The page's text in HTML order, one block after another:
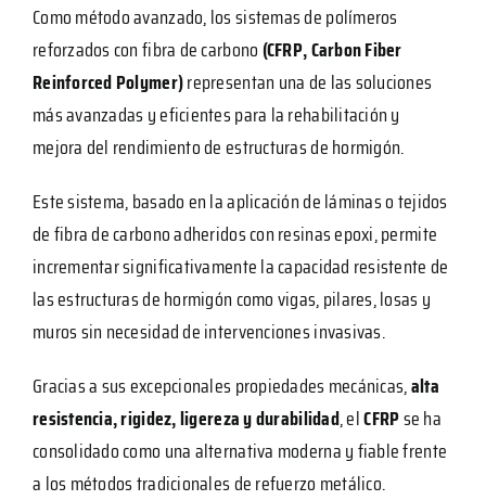
Como método avanzado, los sistemas de polímeros
reforzados con fibra de carbono(CFRP, Carbon Fiber
Reinforced Polymer)representan una de las soluciones
más avanzadas y eficientes para la rehabilitación y
mejora del rendimiento de estructuras de hormigón.
Este sistema, basado en la aplicación de láminas o tejidos
de fibra de carbono adheridos con resinas epoxi, permite
incrementar significativamente la capacidad resistente de
las estructuras de hormigón como vigas, pilares, losas y
muros sin necesidad de intervenciones invasivas.
Gracias a sus excepcionales propiedades mecánicas,alta
resistencia, rigidez, ligereza y durabilidad, elCFRPse ha
consolidado como una alternativa moderna y fiable frente
a los métodos tradicionales de refuerzo metálico.